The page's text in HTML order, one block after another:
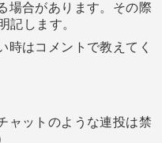
場合があります。その際
記します。
時はコメントで教えてく
ャットのような連投は禁